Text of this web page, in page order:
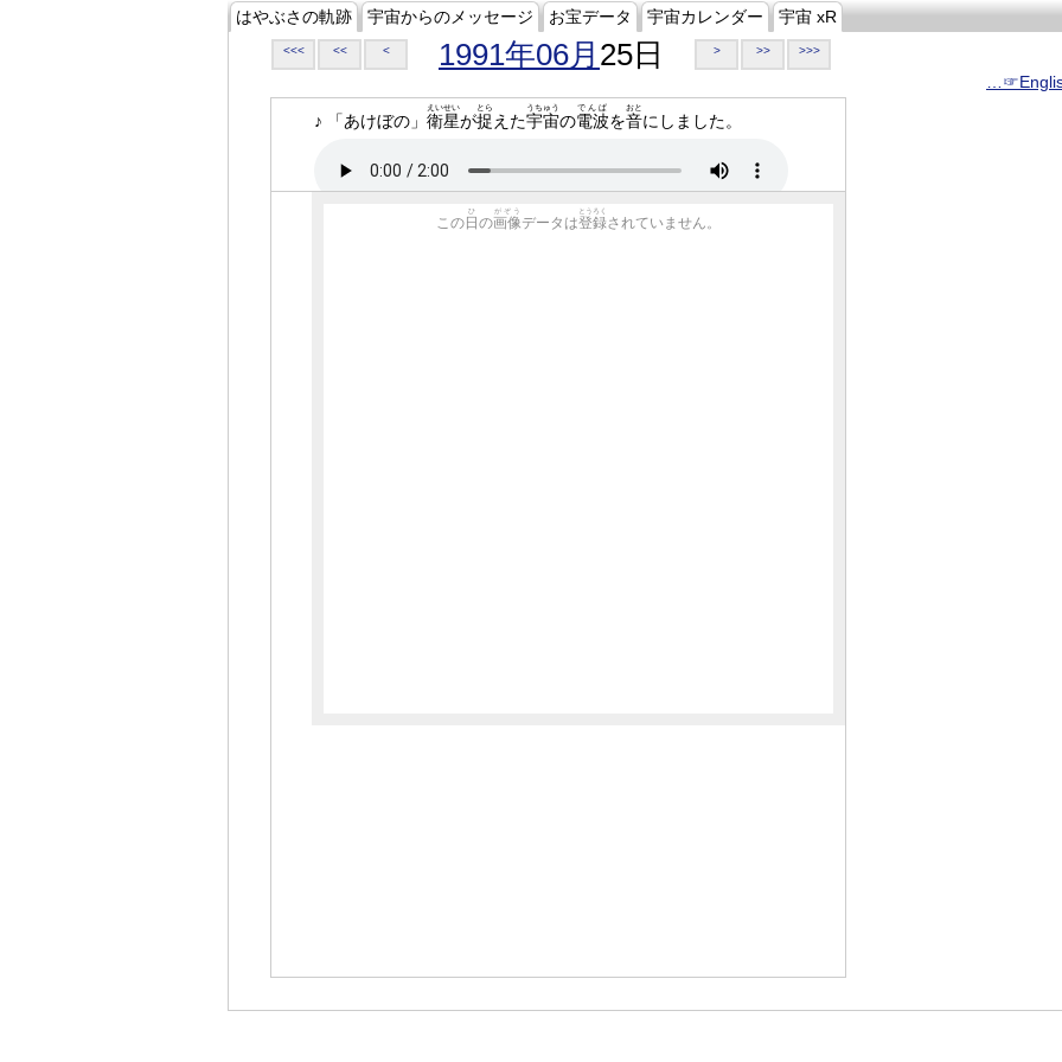
はやぶさの軌跡 宇宙からのメッセージ お宝データ 宇宙カレンダー 宇宙 xR
<<< << < 1991年06月 25日 > >> >>>
♪ 「あけぼの」 衛星
えいせい
が捉
とら
えた宇宙
うちゅう
の電波
でんぱ
を音
おと
にしました。
この 日
ひ
の画像
がぞう
データは登録
とうろく
されていません。